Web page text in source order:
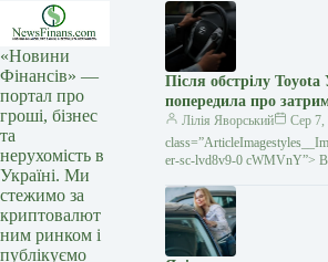
«Новини
Фінансів» —
портал про
гроші, бізнес
та
нерухомість в
Україні. Ми
стежимо за
криптовалют
ним ринком і
публікуємо
Після обстрілу Toyota
попередила про
постачанням
Лілія Яворський
Сер 7,
er-sc-lvd8v9-0 cWMVnY”>
обстрілу в ніч на 5 серпня
«Тойота-Україна» втратила